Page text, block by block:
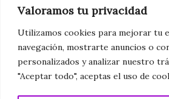
Valoramos tu privacidad
Utilizamos cookies para mejorar tu
navegación, mostrarte anuncios o
personalizados y analizar nuestro
"Aceptar todo", aceptas el uso de
Correo electrónico:
Teléfono: +34 123
Dirección:
Aviso legal